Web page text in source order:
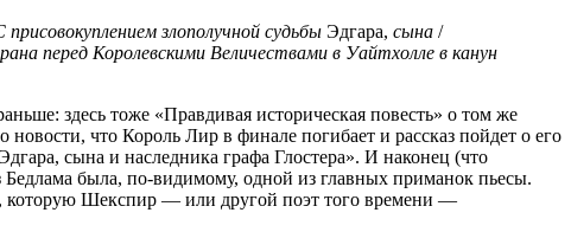
присовокуплением злополучной судьбы Эдгара, сына /
перед Королевскими Величествами в Уайтхолле в канун
здесь тоже «Правдивая историческая повесть» о том же
что Король Лир в финале погибает и рассказ пойдет о его
сына и наследника графа Глостера». И наконец (что
была, по-видимому, одной из главных приманок пьесы.
которую Шекспир — или другой поэт того времени —